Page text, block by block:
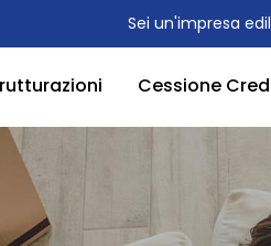
Sei un'impresa
Cessione